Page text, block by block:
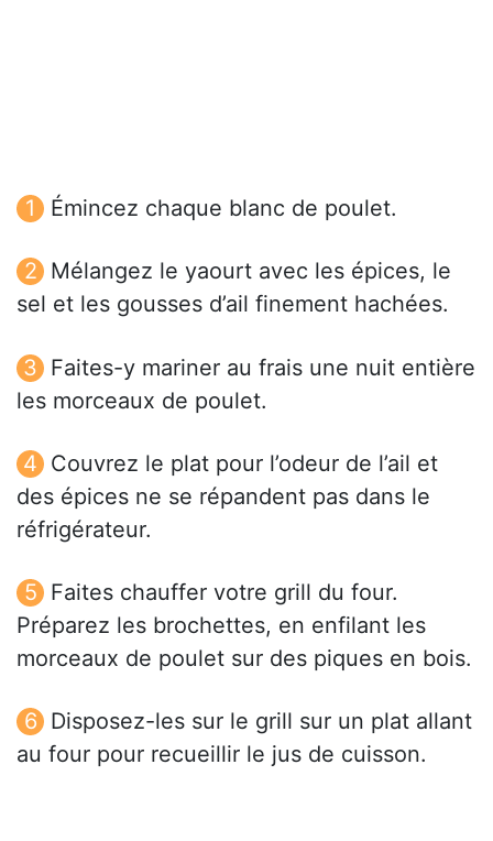
Émincez chaque blanc de poulet.
Mélangez le yaourt avec les épices, le
sel et les gousses d’ail finement hachées.
Faites-y mariner au frais une nuit entière
les morceaux de poulet.
Couvrez le plat pour l’odeur de l’ail et
des épices ne se répandent pas dans le
réfrigérateur.
Faites chauffer votre grill du four.
Préparez les brochettes, en enfilant les
morceaux de poulet sur des piques en bois.
Disposez-les sur le grill sur un plat allant
au four pour recueillir le jus de cuisson.